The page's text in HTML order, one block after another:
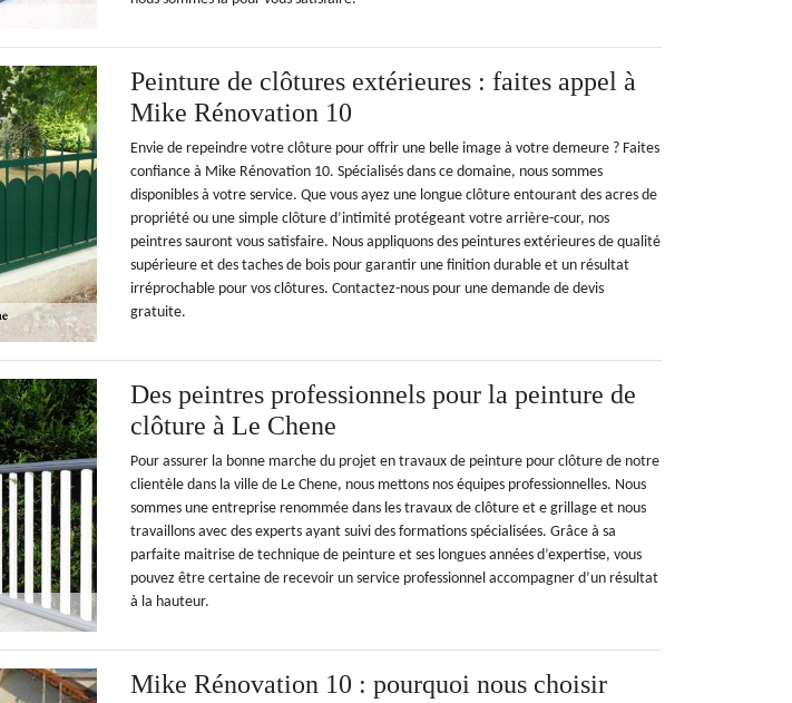
Peinture de clôtures extérieures : faites appel à
Mike Rénovation 10
Envie de repeindre votre clôture pour offrir une belle image à votre demeure ? Faites
confiance à Mike Rénovation 10. Spécialisés dans ce domaine, nous sommes
disponibles à votre service. Que vous ayez une longue clôture entourant des acres de
propriété ou une simple clôture d’intimité protégeant votre arrière-cour, nos
peintres sauront vous satisfaire. Nous appliquons des peintures extérieures de qualité
supérieure et des taches de bois pour garantir une finition durable et un résultat
irréprochable pour vos clôtures. Contactez-nous pour une demande de devis
gratuite.
Des peintres professionnels pour la peinture de
clôture à Le Chene
Pour assurer la bonne marche du projet en travaux de peinture pour clôture de notre
clientèle dans la ville de Le Chene, nous mettons nos équipes professionnelles. Nous
sommes une entreprise renommée dans les travaux de clôture et e grillage et nous
travaillons avec des experts ayant suivi des formations spécialisées. Grâce à sa
parfaite maitrise de technique de peinture et ses longues années d’expertise, vous
pouvez être certaine de recevoir un service professionnel accompagner d’un résultat
à la hauteur.
Mike Rénovation 10 : pourquoi nous choisir